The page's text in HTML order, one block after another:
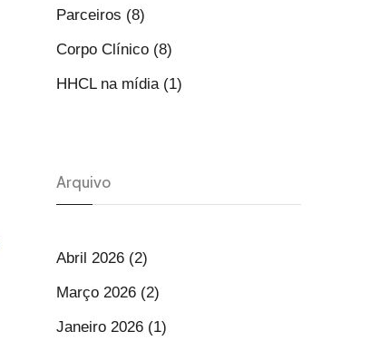
Parceiros (8)
Corpo Clínico (8)
HHCL na mídia (1)
Arquivo
Abril 2026 (2)
Março 2026 (2)
Janeiro 2026 (1)